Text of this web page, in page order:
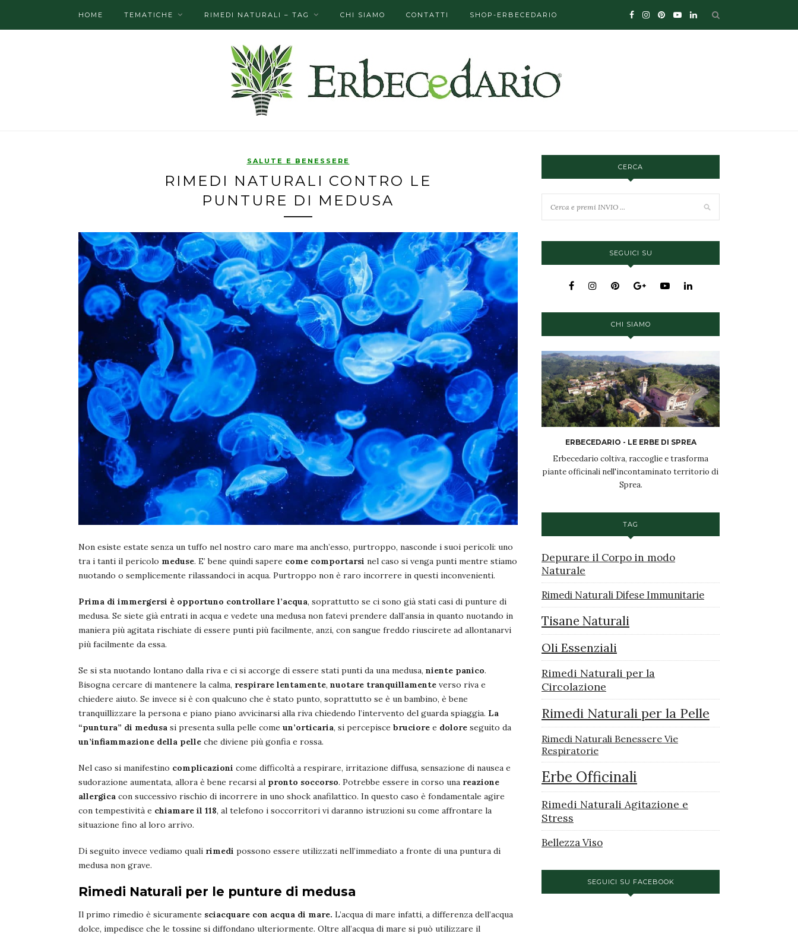
HOME TEMATICHE RIMEDI NATURALI – TAG CHI SIAMO CONTATTI SHOP-ERBECEDARIO
SALUTE E BENESSERE
RIMEDI NATURALI CONTRO LE
PUNTURE DI MEDUSA
Non esiste estate senza un tuffo nel nostro caro mare ma anch’esso, purtroppo, nasconde i suoi pericoli: uno
tra i tanti il pericolo meduse. E’ bene quindi sapere come comportarsi nel caso si venga punti mentre stiamo
nuotando o semplicemente rilassandoci in acqua. Purtroppo non è raro incorrere in questi inconvenienti.
Prima di immergersi è opportuno controllare l’acqua, soprattutto se ci sono già stati casi di punture di
medusa. Se siete già entrati in acqua e vedete una medusa non fatevi prendere dall’ansia in quanto nuotando in
maniera più agitata rischiate di essere punti più facilmente, anzi, con sangue freddo riuscirete ad allontanarvi
più facilmente da essa.
Se si sta nuotando lontano dalla riva e ci si accorge di essere stati punti da una medusa, niente panico.
Bisogna cercare di mantenere la calma, respirare lentamente, nuotare tranquillamente verso riva e
chiedere aiuto. Se invece si è con qualcuno che è stato punto, soprattutto se è un bambino, è bene
tranquillizzare la persona e piano piano avvicinarsi alla riva chiedendo l’intervento del guarda spiaggia. La
“puntura” di medusa si presenta sulla pelle come un’orticaria, si percepisce bruciore e dolore seguito da
un’infiammazione della pelle che diviene più gonfia e rossa.
Nel caso si manifestino complicazioni come difficoltà a respirare, irritazione diffusa, sensazione di nausea e
sudorazione aumentata, allora è bene recarsi al pronto soccorso. Potrebbe essere in corso una reazione
allergica con successivo rischio di incorrere in uno shock anafilattico. In questo caso è fondamentale agire
con tempestività e chiamare il 118, al telefono i soccorritori vi daranno istruzioni su come affrontare la
situazione fino al loro arrivo.
Di seguito invece vediamo quali rimedi possono essere utilizzati nell’immediato a fronte di una puntura di
medusa non grave.
Rimedi Naturali per le punture di medusa
Il primo rimedio è sicuramente sciacquare con acqua di mare. L’acqua di mare infatti, a differenza dell’acqua
dolce, impedisce che le tossine si diffondano ulteriormente. Oltre all’acqua di mare si può utilizzare il
CERCA
SEGUICI SU
CHI SIAMO
ERBECEDARIO - LE ERBE DI SPREA
Erbecedario coltiva, raccoglie e trasforma
piante officinali nell'incontaminato territorio di
Sprea.
TAG
Depurare il Corpo in modo
Naturale
Rimedi Naturali Difese Immunitarie
Tisane Naturali
Oli Essenziali
Rimedi Naturali per la
Circolazione
Rimedi Naturali per la Pelle
Rimedi Naturali Benessere Vie
Respiratorie
Erbe Officinali
Rimedi Naturali Agitazione e
Stress
Bellezza Viso
SEGUICI SU FACEBOOK